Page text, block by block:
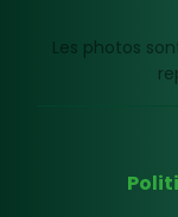
Les photos